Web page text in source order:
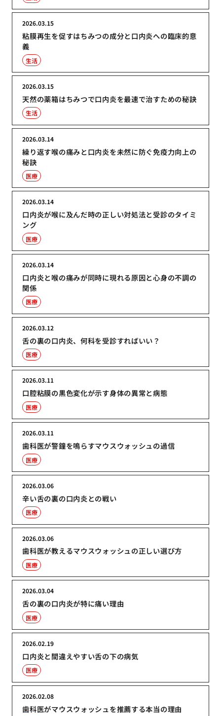
粘膜再生を促すはちみつの成分と口内炎への臨床的意
義
2026.03.15
生活
天然の薬箱はちみつで口内炎を最速で治すための秘訣
2026.03.15
生活
繰り返す喉の痛みと口内炎を未然に防ぐ免疫力向上の
秘訣
2026.03.14
医療
口内炎が喉に及んだ時の正しい対処法と受診のタイミ
ング
2026.03.14
医療
口内炎と喉の痛みが同時に現れる原因と心身の不調の
関係
2026.03.14
医療
舌の裏の口内炎、何科を受診すればいい？
2026.03.12
医療
口腔粘膜の黒色変化が示す身体の異常と病態
2026.03.11
医療
歯科医が警鐘を鳴らすマウスウォッシュの過信
2026.03.11
医療
辛い舌の裏の口内炎との戦い
2026.03.06
医療
歯科医が教えるマウスウォッシュの正しい選び方
2026.03.06
医療
舌の裏の口内炎が特に痛い理由
2026.03.04
医療
口内炎と間違えやすい舌の下の病気
2026.02.19
医療
歯科医がマウスウォッシュを推薦する本当の理由
2026.02.08